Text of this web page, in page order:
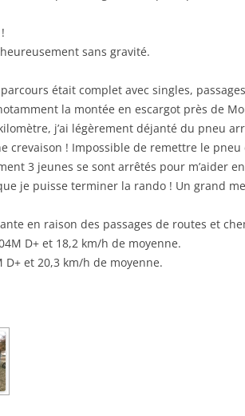
sans gravité.
parcours était complet avec singles,
la montée en escargot près de
j’ai légèrement déjanté du pneu
crevaison ! Impossible de remettre le
3 jeunes se sont arrêtés pour m’aider
je puisse terminer la rando ! Un grand
en raison des passages de routes et
D+ et 18,2 km/h de moyenne.
D+ et 20,3 km/h de moyenne.